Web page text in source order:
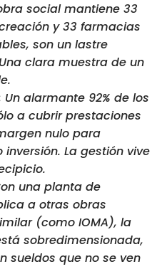
social mantiene 33
y 33 farmacias
son un lastre
clara muestra de un
Un alarmante 92% de los
a cubrir prestaciones
nulo para
La gestión vive
una planta de
a otras obras
(como IOMA), la
sobredimensionada,
sueldos que no se ven